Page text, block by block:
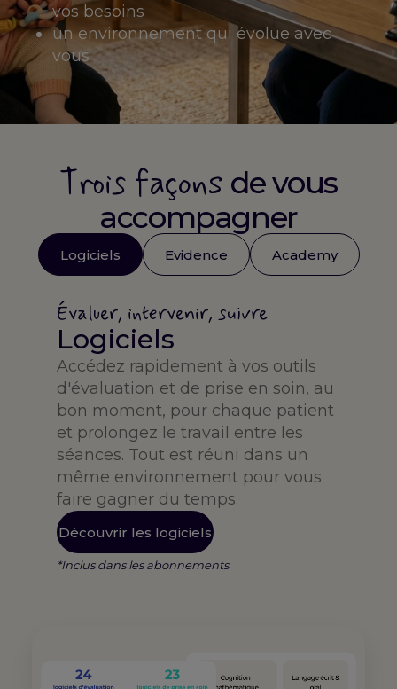
vos besoins
un environnement qui évolue avec
vous
Trois façons de vous
accompagner
Logiciels Evidence Academy
Évaluer, intervenir, suivre
Logiciels
Accédez rapidement à vos outils
d'évaluation et de prise en soin, au
bon moment, pour chaque patient
et prolongez le travail entre les
séances. Tout est réuni dans un
même environnement pour vous
faire gagner du temps.
Découvrir les logiciels
*Inclus dans les abonnements